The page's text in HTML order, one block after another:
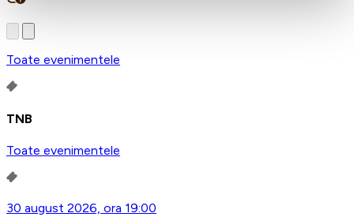
Toate evenimentele
TNB
Toate evenimentele
30 august 2026, ora 19:00